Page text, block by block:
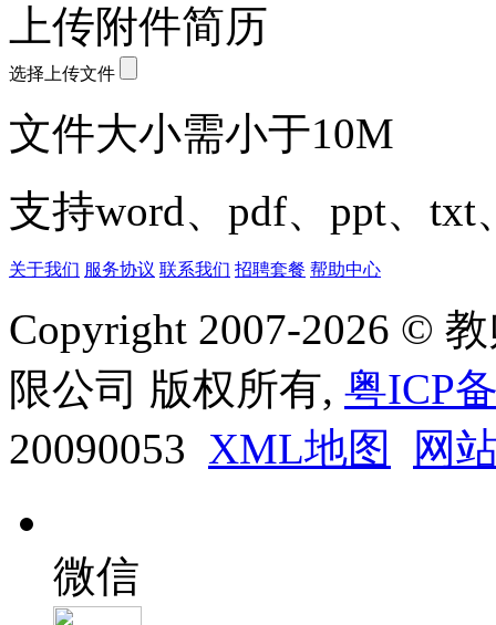
上传附件简历
选择上传文件
文件大小需小于10M
支持word、pdf、ppt、txt
关于我们 服务协议 联系我们 招聘套餐 帮助中心
Copyright 2007-2026 ©
限公司 版权所有, 粤ICP
20090053 XML地图 网
微信